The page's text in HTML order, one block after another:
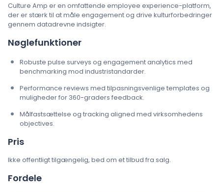
Culture Amp er en omfattende employee experience-platform,
der er stærk til at måle engagement og drive kulturforbedringer
gennem datadrevne indsigter.
Nøglefunktioner
Robuste pulse surveys og engagement analytics med
benchmarking mod industristandarder.
Performance reviews med tilpasningsvenlige templates og
muligheder for 360-graders feedback.
Målfastsættelse og tracking aligned med virksomhedens
objectives.
Pris
Ikke offentligt tilgængelig, bed om et tilbud fra salg.
Fordele